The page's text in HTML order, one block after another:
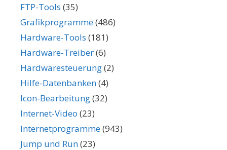
FTP-Tools (35)
Grafikprogramme(486)
Hardware-Tools (181)
Hardware-Treiber(6)
Hardwaresteuerung(2)
Hilfe-Datenbanken(4)
Icon-Bearbeitung(32)
Internet-Video (23)
Internetprogramme(943)
Jump und Run(23)